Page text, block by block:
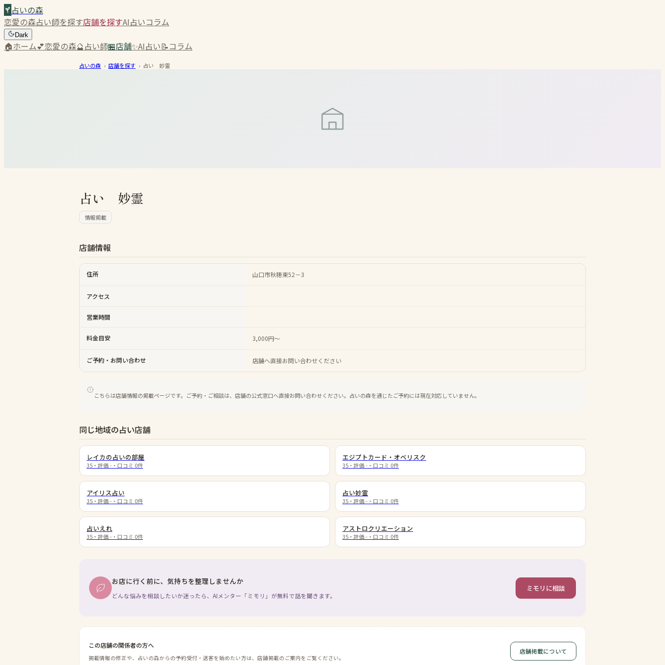
占いの森
恋愛の森占い師を探す店舗を探すAI占いコラム
Dark
🏠ホーム💕恋愛の森🔮占い師🏪店舗✨AI占い📝コラム
占いの森 › 店舗を探す › 占い 妙霊
占い 妙霊
情報掲載
店舗情報
住所 山口市秋穂東52－3
アクセス
営業時間
料金目安 3,000円～
ご予約・お問い合わせ 店舗へ直接お問い合わせください
こちらは店舗情報の掲載ページです。ご予約・ご相談は、店舗の公式窓口へ直接お問い合わせください。占いの森を通じたご予約には現在対応していません。
同じ地域の占い店舗
レイカの占いの部屋
35 ・評価 - ・口コミ 0件
エジプトカード・オベリスク
35 ・評価 - ・口コミ 0件
アイリス占い
35 ・評価 - ・口コミ 0件
占い妙霊
35 ・評価 - ・口コミ 0件
占いえれ
35 ・評価 - ・口コミ 0件
アストロクリエーション
35 ・評価 - ・口コミ 0件
お店に行く前に、気持ちを整理しませんか
どんな悩みを相談したいか迷ったら、AIメンター「ミモリ」が無料で話を聞きます。
ミモリに相談
この店舗の関係者の方へ
掲載情報の修正や、占いの森からの予約受付・送客を始めたい方は、店舗掲載のご案内をご覧ください。
店舗掲載について